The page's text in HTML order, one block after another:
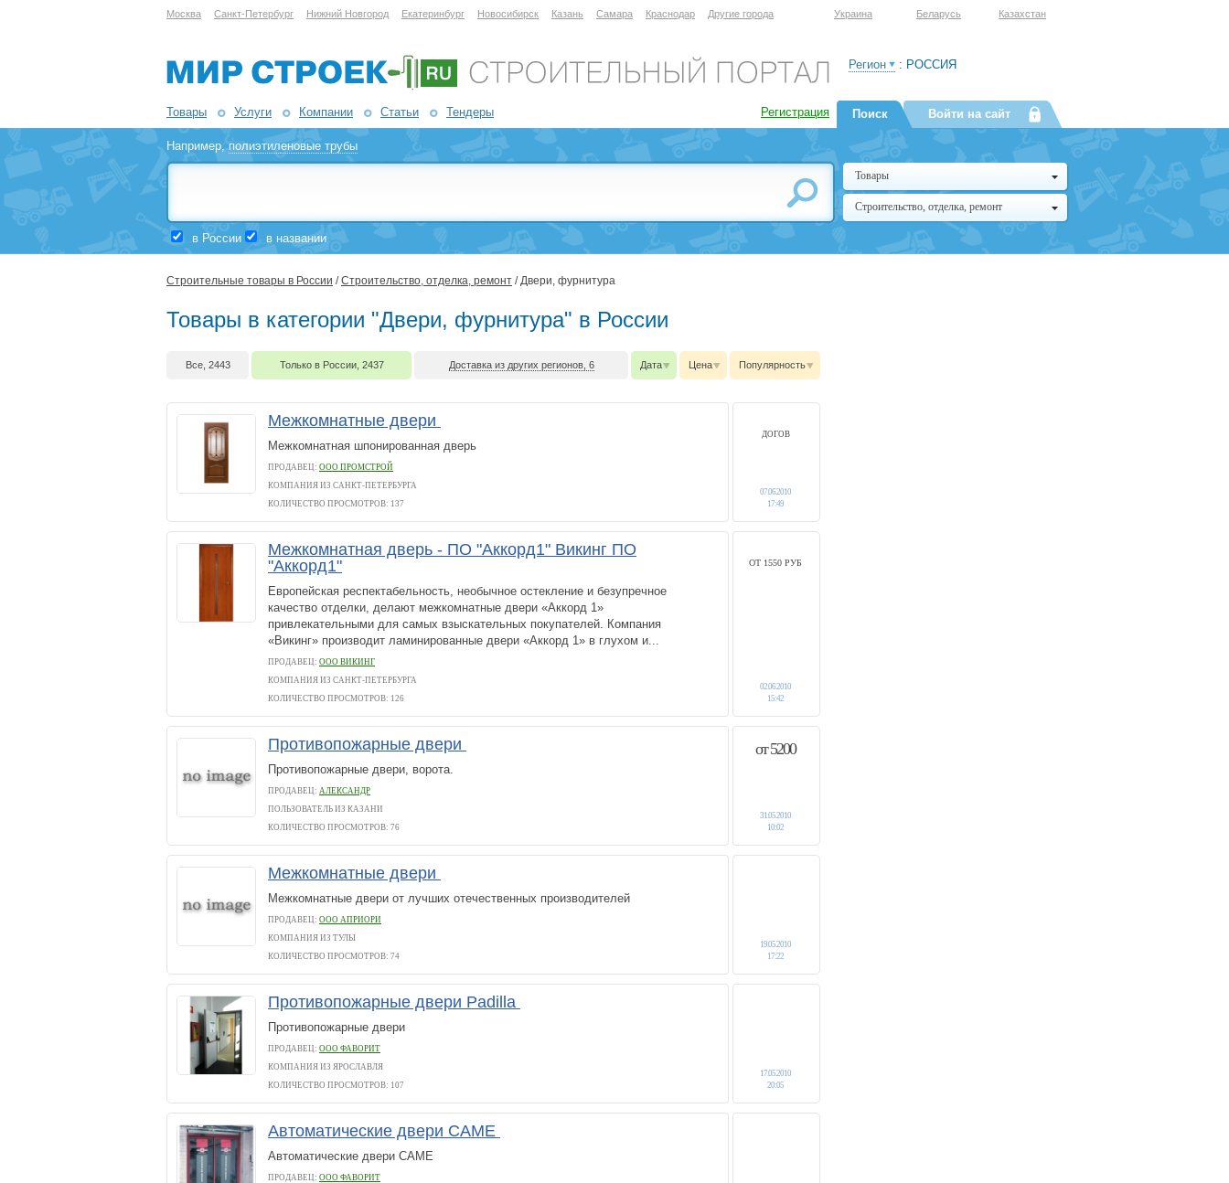
Москва Санкт-Петербург Нижний Новгород Екатеринбург Новосибирск Казань Самара Краснодар Другие города Украина Беларусь Казахстан
Товары Услуги Компании Статьи Тендеры Регистрация
Регион : РОССИЯ
Например,полиэтиленовые трубы
в России в названии
Поиск Войти на сайт
Товары
Строительство, отделка, ремонт
Строительные товары в России /Строительство, отделка, ремонт / Двери, фурнитура
Товары в категории "Двери, фурнитура" в России
Все, 2443 Только в России, 2437 Доставка из других регионов, 6 Дата Цена Популярность
Межкомнатные двери
Межкомнатная шпонированная дверь
ПРОДАВЕЦ: ООО ПРОМСТРОЙ
КОМПАНИЯ ИЗ САНКТ-ПЕТЕРБУРГА
КОЛИЧЕСТВО ПРОСМОТРОВ: 137
ДОГОВ
07.06.2010
17:49
Межкомнатная дверь - ПО "Аккорд1" Викинг ПО
"Аккорд1"
Европейская респектабельность, необычное остекление и безупречное
качество отделки, делают межкомнатные двери «Аккорд 1»
привлекательными для самых взыскательных покупателей. Компания
«Викинг» производит ламинированные двери «Аккорд 1» в глухом и...
ПРОДАВЕЦ: ООО ВИКИНГ
КОМПАНИЯ ИЗ САНКТ-ПЕТЕРБУРГА
КОЛИЧЕСТВО ПРОСМОТРОВ: 126
ОТ 1550 РУБ
02.06.2010
15:42
Противопожарные двери
Противопожарные двери, ворота.
ПРОДАВЕЦ: АЛЕКСАНДР
ПОЛЬЗОВАТЕЛЬ ИЗ КАЗАНИ
КОЛИЧЕСТВО ПРОСМОТРОВ: 76
от 5200
31.05.2010
10:02
Межкомнатные двери
Межкомнатные двери от лучших отечественных производителей
ПРОДАВЕЦ: ООО АПРИОРИ
КОМПАНИЯ ИЗ ТУЛЫ
КОЛИЧЕСТВО ПРОСМОТРОВ: 74
19.05.2010
17:22
Противопожарные двери Padilla
Противопожарные двери
ПРОДАВЕЦ: ООО ФАВОРИТ
КОМПАНИЯ ИЗ ЯРОСЛАВЛЯ
КОЛИЧЕСТВО ПРОСМОТРОВ: 107
17.05.2010
20:05
Автоматические двери САМЕ
Автоматические двери САМЕ
ПРОДАВЕЦ: ООО ФАВОРИТ